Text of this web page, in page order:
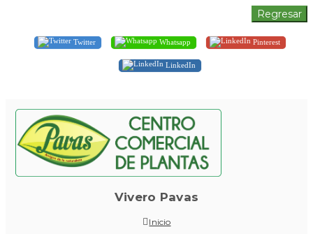
Twitter Whatsapp Pinterest
LinkedIn
Vivero Pavas
Inicio